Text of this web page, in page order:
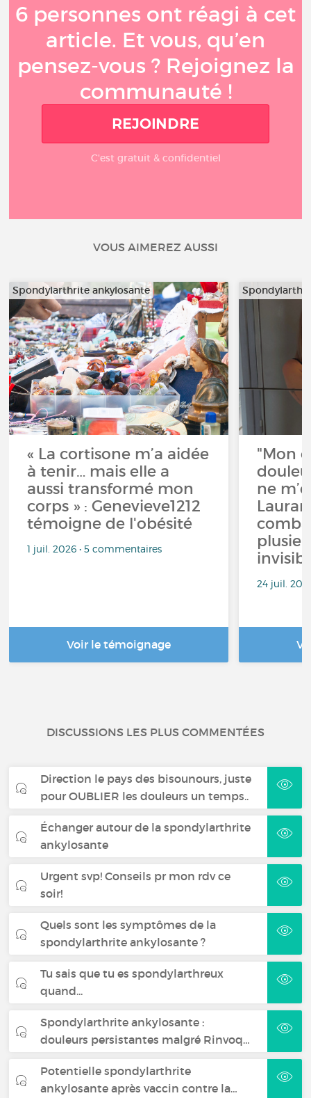
6 personnes ont réagi à cet
article. Et vous, qu’en
pensez-vous ? Rejoignez la
communauté !
REJOINDRE
C'est gratuit & confidentiel
VOUS AIMEREZ AUSSI
Spondylarthrite ankylosante
« La cortisone m’a aidée
à tenir… mais elle a
aussi transformé mon
corps » : Genevieve1212
témoigne de l'obésité
1 juil. 2026 • 5 commentaires
Voir le témoignage
"Mon
ne
24 juil.
DISCUSSIONS LES PLUS COMMENTÉES
Direction le pays des bisounours, juste
pour OUBLIER les douleurs un temps..
Échanger autour de la spondylarthrite
ankylosante
Urgent svp! Conseils pr mon rdv ce
soir!
Quels sont les symptômes de la
spondylarthrite ankylosante ?
Tu sais que tu es spondylarthreux
quand...
Spondylarthrite ankylosante :
douleurs persistantes malgré Rinvoq…
Potentielle spondylarthrite
ankylosante après vaccin contre la…